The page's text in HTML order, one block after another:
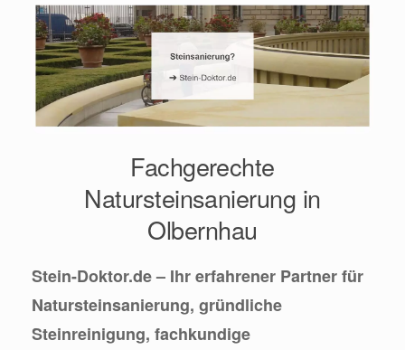
Fachgerechte
Natursteinsanierung in
Olbernhau
Stein-Doktor.de – Ihr erfahrener Partner für
Natursteinsanierung, gründliche
Steinreinigung, fachkundige